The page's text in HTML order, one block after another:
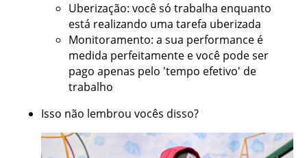
Uberização: você só trabalha enquanto
está realizando uma tarefa uberizada
Monitoramento: a sua performance é
medida perfeitamente e você pode ser
pago apenas pelo 'tempo efetivo' de
trabalho
Isso não lembrou vocês disso?